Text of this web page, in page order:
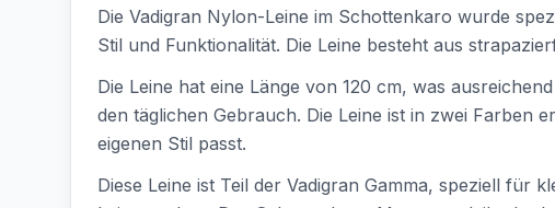
Die Vadigran Nylon-Leine im Schottenkaro wurde
Stil und Funktionalität. Die Leine besteht aus
Die Leine hat eine Länge von 120 cm, was
den täglichen Gebrauch. Die Leine ist in zwei Farben
eigenen Stil passt.
Diese Leine ist Teil der Vadigran Gamma, speziell für